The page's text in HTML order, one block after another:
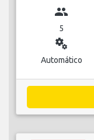
group
5
miscellaneous_services
Automático